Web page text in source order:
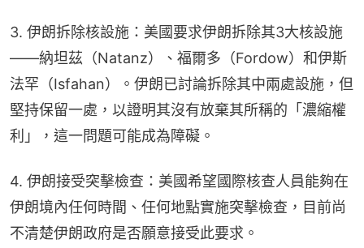
3. 伊朗拆除核設施：美國要求伊朗拆除其3大核設施
——納坦茲（Natanz）、福爾多（Fordow）和伊斯
法罕（Isfahan）。伊朗已討論拆除其中兩處設施，但
堅持保留一處，以證明其沒有放棄其所稱的「濃縮權
利」，這一問題可能成為障礙。
4. 伊朗接受突擊檢查：美國希望國際核查人員能夠在
伊朗境內任何時間、任何地點實施突擊檢查，目前尚
不清楚伊朗政府是否願意接受此要求。